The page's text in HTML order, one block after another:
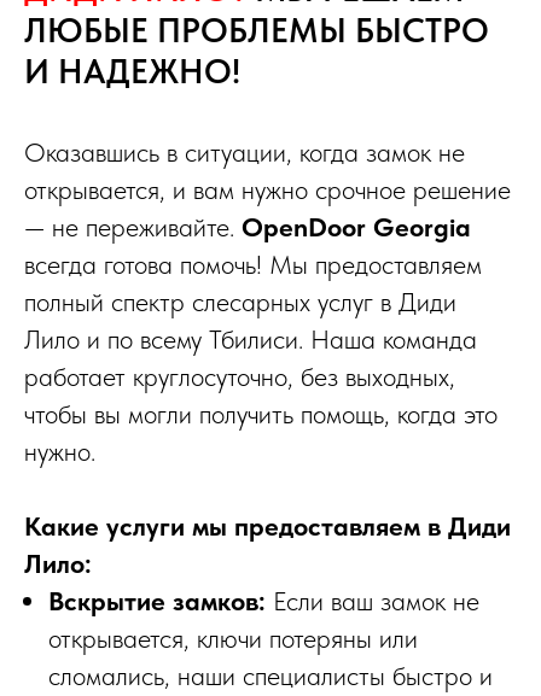
ЛЮБЫЕ ПРОБЛЕМЫ БЫСТРО
И НАДЕЖНО!
Оказавшись в ситуации, когда замок не
открывается, и вам нужно срочное решение
— не переживайте. OpenDoor Georgia
всегда готова помочь! Мы предоставляем
полный спектр слесарных услуг в Диди
Лило и по всему Тбилиси. Наша команда
работает круглосуточно, без выходных,
чтобы вы могли получить помощь, когда это
нужно.
Какие услуги мы предоставляем в Диди
Лило:
Вскрытие замков: Если ваш замок не
открывается, ключи потеряны или
сломались, наши специалисты быстро и